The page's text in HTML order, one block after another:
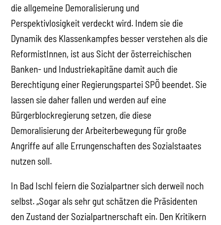
die allgemeine Demoralisierung und
Perspektivlosigkeit verdeckt wird. Indem sie die
Dynamik des Klassenkampfes besser verstehen als die
ReformistInnen, ist aus Sicht der österreichischen
Banken- und Industriekapitäne damit auch die
Berechtigung einer Regierungspartei SPÖ beendet. Sie
lassen sie daher fallen und werden auf eine
Bürgerblockregierung setzen, die diese
Demoralisierung der Arbeiterbewegung für große
Angriffe auf alle Errungenschaften des Sozialstaates
nutzen soll.
In Bad Ischl feiern die Sozialpartner sich derweil noch
selbst. „Sogar als sehr gut schätzen die Präsidenten
den Zustand der Sozialpartnerschaft ein. Den Kritikern